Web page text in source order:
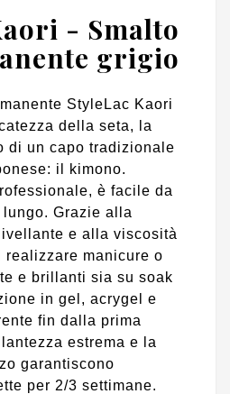
- Smalto
grigio
StyleLac Kaori
della seta, la
di un capo tradizionale
il kimono.
è facile da
Grazie alla
e alla viscosità
realizzare manicure o
e brillanti sia su soak
in gel, acrygel e
fin dalla prima
estrema e la
garantiscono
per 2/3 settimane.